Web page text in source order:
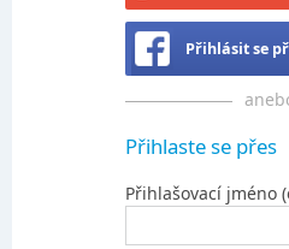
Přihlásit se
Přihlaste se přes
Přihlašovací jméno